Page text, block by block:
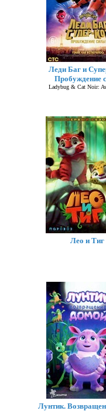
Леди Баг и
Пробуждение
Ladybug & Cat Noir:
Лео и Тиг
Лунтик.